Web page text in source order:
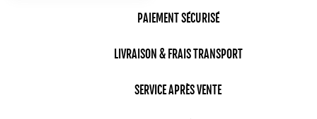
PAIEMENT SÉCURISÉ
LIVRAISON & FRAIS TRANSPORT
SERVICE APRÈS VENTE